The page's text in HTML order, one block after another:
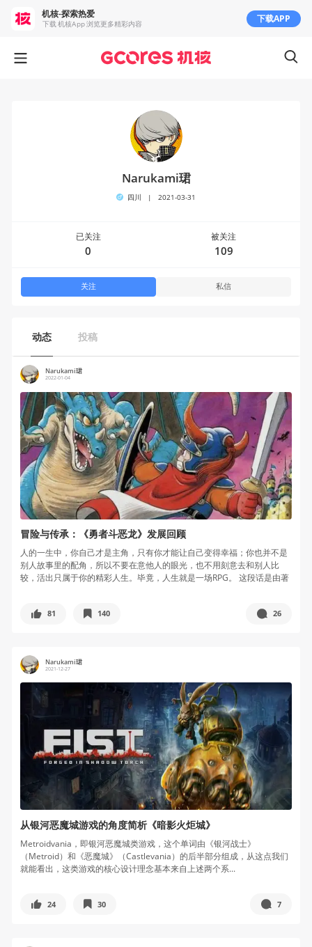
动态 投稿
Narukami珺
2022-01-04
冒险与传承：《勇者斗恶龙》发展回顾
人的一生中，你自己才是主角，只有你才能让自己变得幸福；你也并不是
别人故事里的配角，所以不要在意他人的眼光，也不用刻意去和别人比
较，活出只属于你的精彩人生。毕竟，人生就是一场RPG。 这段话是由著
81 140 26
Narukami珺
2021-12-27
从银河恶魔城游戏的角度简析《暗影火炬城》
Metroidvania，即银河恶魔城类游戏，这个单词由《银河战士》
（Metroid）和《恶魔城》（Castlevania）的后半部分组成，从这点我们
就能看出，这类游戏的核心设计理念基本来自上述两个系...
24 30 7
Narukami珺
四川 | 2021-03-31
已关注
0
被关注
109
关注 私信
机核-探索热爱
下载 机核App 浏览更多精彩内容 下载APP